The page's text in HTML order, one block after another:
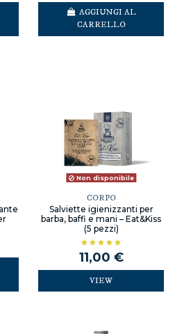
AGGIUNGI AL
CARRELLO
Non disponibile
CORPO
Salviette igienizzanti per
barba, baffi e mani – Eat&Kiss
(5 pezzi)
11,00 €
VIEW